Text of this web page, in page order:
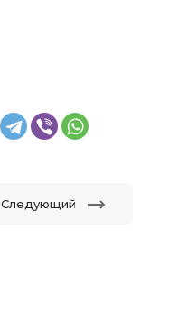
Следующий